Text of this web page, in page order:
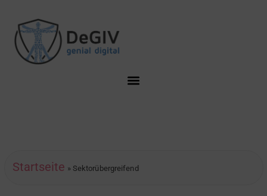
Startseite » Sektorübergreifend